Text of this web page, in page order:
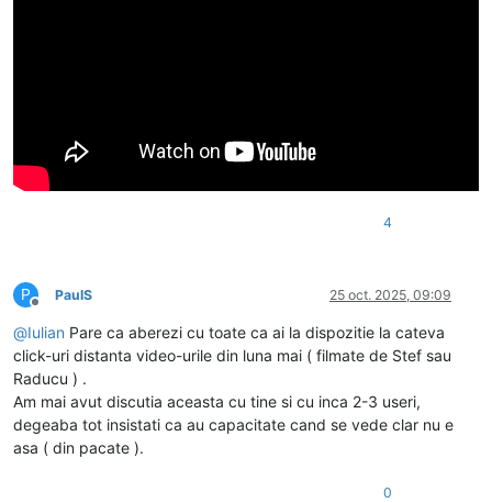
4
P
Deconectat
PaulS 25 oct. 2025, 09:09
@Iulian Pare ca aberezi cu toate ca ai la dispozitie la cateva
click-uri distanta video-urile din luna mai ( filmate de Stef sau
Raducu ) .
Am mai avut discutia aceasta cu tine si cu inca 2-3 useri,
degeaba tot insistati ca au capacitate cand se vede clar nu e
asa ( din pacate ).
0